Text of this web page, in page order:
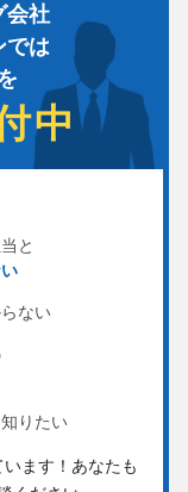
会社
では
中
と
ない
りたい
ます！ あなたも